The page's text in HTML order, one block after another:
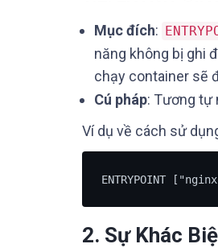
Mục đích:
năng không bị ghi
chạy container sẽ
Cú pháp: Tương tự
Ví dụ về cách sử
ENTRYPOINT
2. Sự Khác